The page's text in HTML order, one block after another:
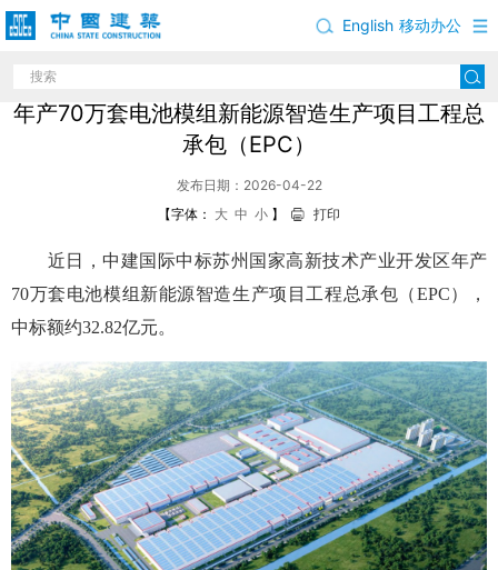
移动办公
English
中建国际中标江苏苏州国家高新技术产业开发区
年产70万套电池模组新能源智造生产项目工程总
承包（EPC）
发布日期：2026-04-22
【字体： 大 中 小 】 打印
近日，中建国际中标苏州国家高新技术产业开发区年产
70万套电池模组新能源智造生产项目工程总承包（EPC），
中标额约32.82亿元。